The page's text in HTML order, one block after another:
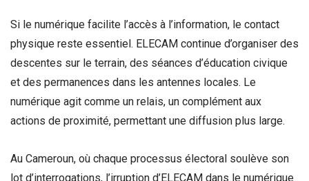
Si le numérique facilite l’accès à l’information, le contact
physique reste essentiel. ELECAM continue d’organiser des
descentes sur le terrain, des séances d’éducation civique
et des permanences dans les antennes locales. Le
numérique agit comme un relais, un complément aux
actions de proximité, permettant une diffusion plus large.
Au Cameroun, où chaque processus électoral soulève son
lot d’interrogations, l’irruption d’ELECAM dans le numérique